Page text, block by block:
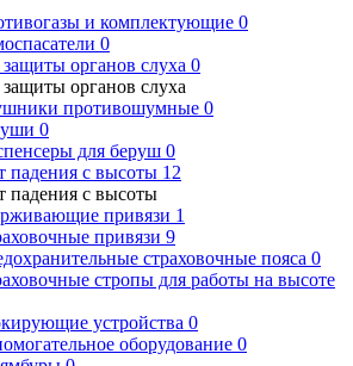
и комплектующие 0
0
органов слуха 0
органов слуха
противошумные 0
0
для беруш 0
падения с высоты 12
падения с высоты
привязи 1
привязи 9
страховочные пояса 0
стропы для работы на высоте
устройства 0
оборудование 0